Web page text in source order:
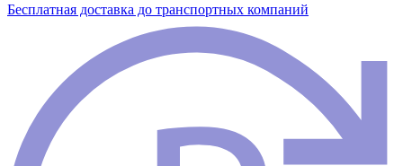
Бесплатная доставка до транспортных компаний